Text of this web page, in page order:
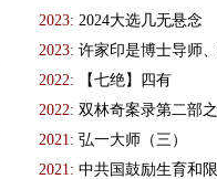
2023: 2024大选几无悬念
2023: 许家印是博士导师
2022:
【七绝】四有
2022: 双林奇案录第二部
2021: 弘一大师（三）
2021: 中共国鼓励生育和